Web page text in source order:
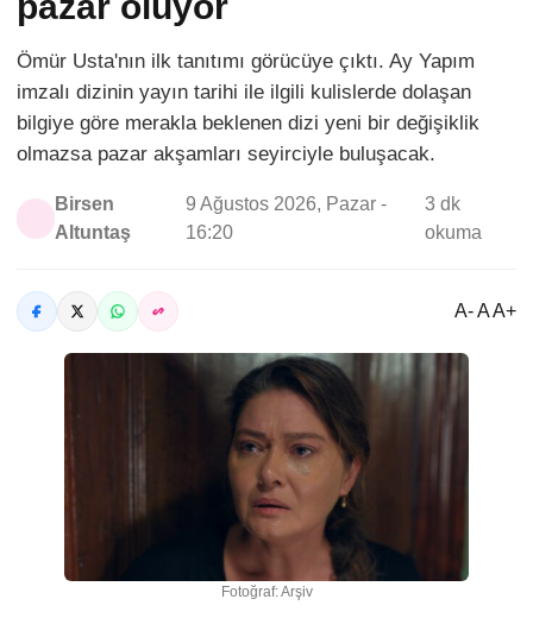
Ömür Usta'nın ilk tanıtımı görücüye çıktı. Ay Yapım
imzalı dizinin yayın tarihi ile ilgili kulislerde dolaşan
bilgiye göre merakla beklenen dizi yeni bir değişiklik
olmazsa pazar akşamları seyirciyle buluşacak.
Birsen
Altuntaş
9 Ağustos 2026, Pazar -
16:20
3 dk
okuma
A- A A+
Fotoğraf: Arşiv